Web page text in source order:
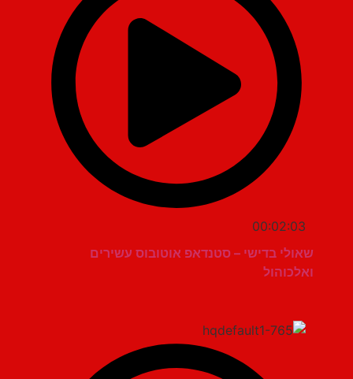
00:02:03
שאולי בדישי – סטנדאפ אוטובוס עשירים
ואלכוהול